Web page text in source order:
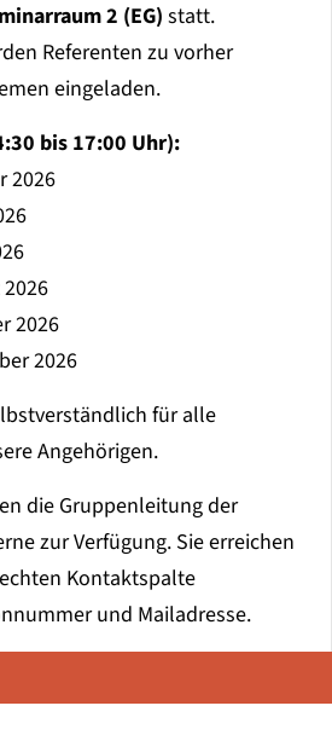
2 (EG) statt.
Referenten zu vorher
eingeladen.
bis 17:00 Uhr):
2026
2026
2026
für alle
Angehörigen.
die Gruppenleitung der
zur Verfügung. Sie erreichen
Kontaktspalte
und Mailadresse.